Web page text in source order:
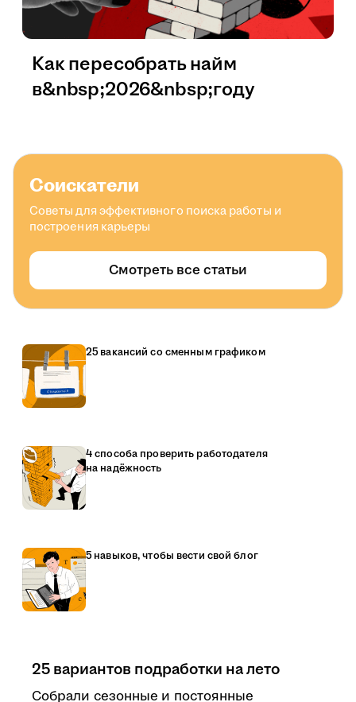
Как пересобрать найм
в&nbsp;2026&nbsp;году
Соискатели
Советы для эффективного поиска работы и
построения карьеры
Смотреть все статьи
25 вакансий со сменным графиком
4 способа проверить работодателя
на надёжность
5 навыков, чтобы вести свой блог
25 вариантов подработки на лето
Собрали сезонные и постоянные